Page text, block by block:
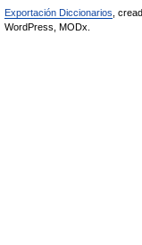
Exportación Diccionarios ,
WordPress, MODx.